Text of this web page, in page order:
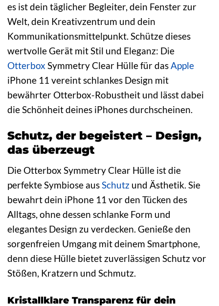
es ist dein täglicher Begleiter, dein Fenster zur
Welt, dein Kreativzentrum und dein
Kommunikationsmittelpunkt. Schütze dieses
wertvolle Gerät mit Stil und Eleganz: Die
Otterbox Symmetry Clear Hülle für das Apple
iPhone 11 vereint schlankes Design mit
bewährter Otterbox-Robustheit und lässt dabei
die Schönheit deines iPhones durchscheinen.
Schutz, der begeistert – Design,
das überzeugt
Die Otterbox Symmetry Clear Hülle ist die
perfekte Symbiose ausSchutz und Ästhetik. Sie
bewahrt dein iPhone 11 vor den Tücken des
Alltags, ohne dessen schlanke Form und
elegantes Design zu verdecken. Genieße den
sorgenfreien Umgang mit deinem Smartphone,
denn diese Hülle bietet zuverlässigen Schutz vor
Stößen, Kratzern und Schmutz.
Kristallklare Transparenz für dein